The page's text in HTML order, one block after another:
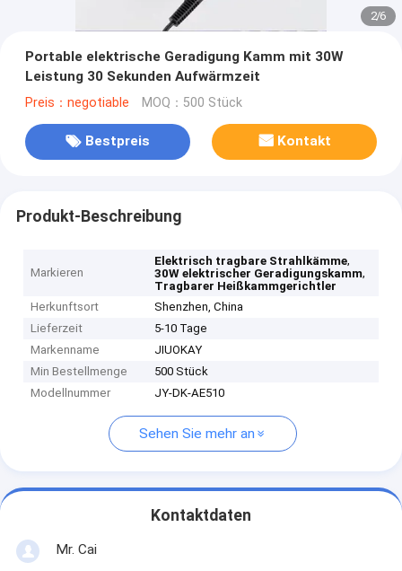
2/6
Portable elektrische Geradigung Kamm mit 30W
Leistung 30 Sekunden Aufwärmzeit
Preis：negotiable MOQ：500 Stück
Bestpreis Kontakt
Produkt-Beschreibung
Markieren
Elektrisch tragbare Strahlkämme,
30W elektrischer Geradigungskamm,
Tragbarer Heißkammgerichtler
Herkunftsort
Shenzhen, China
Lieferzeit
5-10 Tage
Markenname
JIUOKAY
Min Bestellmenge
500 Stück
Modellnummer
JY-DK-AE510
Sehen Sie mehr an
Kontaktdaten
Mr. Cai